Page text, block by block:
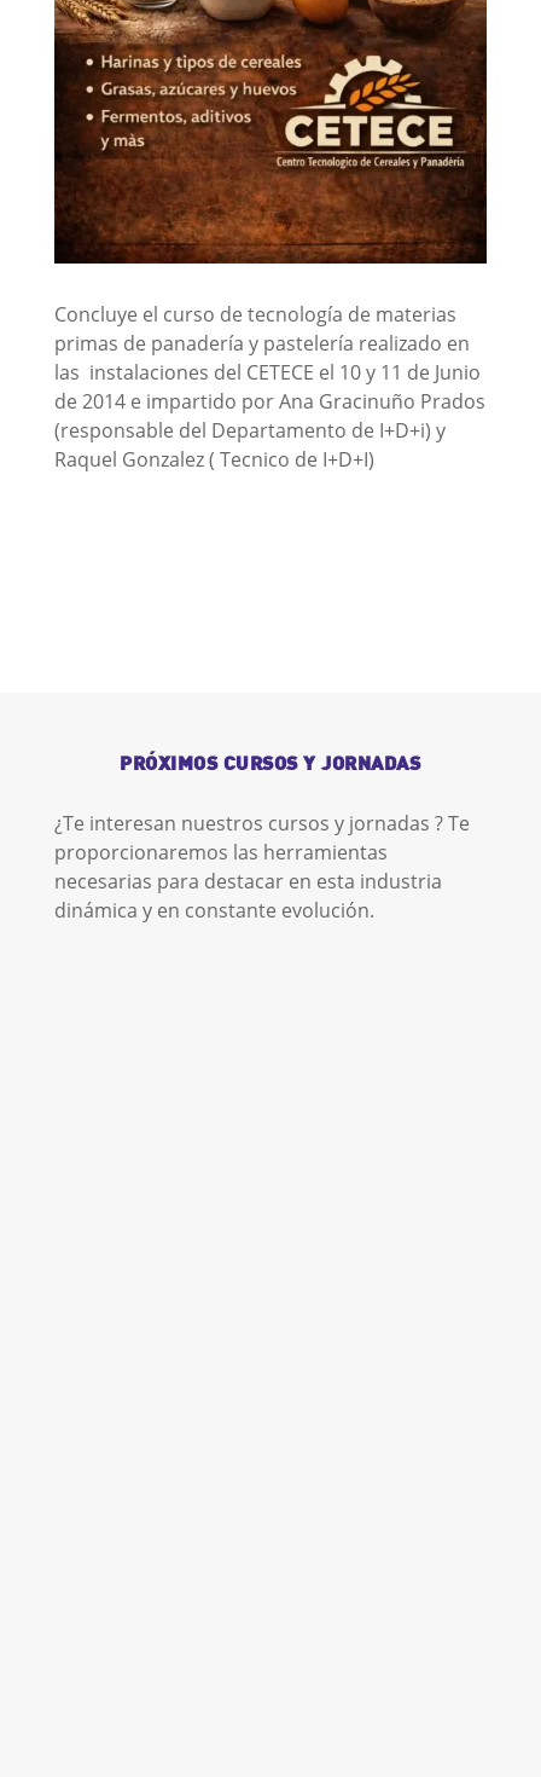
Concluye el curso de tecnología de materias
primas de panadería y pastelería realizado en
las instalaciones del CETECE el 10 y 11 de Junio
de 2014 e impartido por Ana Gracinuño Prados
(responsable del Departamento de I+D+i) y
Raquel Gonzalez ( Tecnico de I+D+I)
PRÓXIMOS CURSOS Y JORNADAS
¿Te interesan nuestros cursos y jornadas ? Te
proporcionaremos las herramientas
necesarias para destacar en esta industria
dinámica y en constante evolución.